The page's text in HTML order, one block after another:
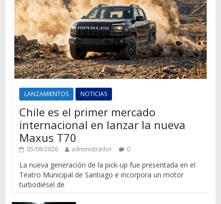
LANZAMIENTOS NOTICIAS
Chile es el primer mercado
internacional en lanzar la nueva
Maxus T70
05/08/2026 administrador 0
La nueva generación de la pick-up fue presentada en el
Teatro Municipal de Santiago e incorpora un motor
turbodiésel de